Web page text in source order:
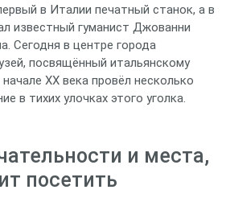
в Италии печатный станок, а в
известный гуманист Джованни
Сегодня в центре города
посвящённый итальянскому
XX века провёл несколько
в тихих улочках этого уголка.
и места,
посетить